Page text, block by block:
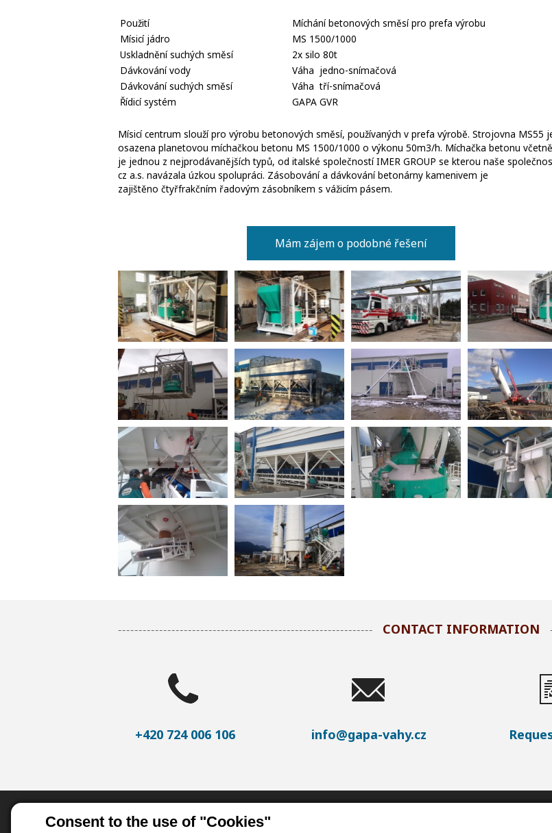
Consent to the use of "Cookies"
Použití
Míchání betonových směsí pro prefa výrobu
Mísicí jádro
MS 1500/1000
Uskladnění suchých směsí
2x silo 80t
Dávkování vody
Váha jedno-snímačová
Dávkování suchých směsí
Váha tří-snímačová
Řídicí systém
GAPA GVR
Mísicí centrum slouží pro výrobu betonových směsí, používaných v prefa výrobě. Strojovna MS55
osazena planetovou míchačkou betonu MS 1500/1000 o výkonu 50m3/h. Míchačka betonu
je jednou z nejprodávanějších typů, od italské společností IMER GROUP se kterou naše
cz a.s. navázala úzkou spolupráci. Zásobování a dávkování betonárny kamenivem je
zajištěno čtyřfrakčním řadovým zásobníkem s vážicím pásem.
Mám zájem o podobné řešení
CONTACT INFORMATION
+420 724 006 106 info@gapa-vahy.cz
Important links